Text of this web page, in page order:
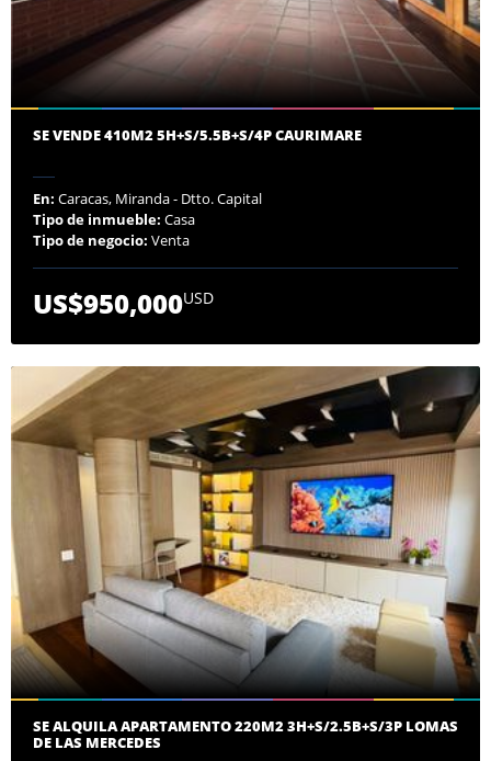
SE VENDE 410M2 5H+S/5.5B+S/4P CAURIMARE
En: Caracas, Miranda - Dtto. Capital
Tipo de inmueble: Casa
Tipo de negocio: Venta
US$950,000USD
SE ALQUILA APARTAMENTO 220M2 3H+S/2.5B+S/3P LOMAS
DE LAS MERCEDES